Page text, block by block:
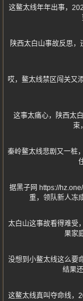
这鳌太线年年出事，
陕西太白山事故反思
哎，鳌太线禁区闯关又
这事太痛心，陕西太
束
秦岭鳌太线悲剧又一桩
据黑子网 https://
重，领队新人冻
太白山这事故看得难受
果家
没想到小鳌太线这么要
结果
这鳌太线真叫夺命线，